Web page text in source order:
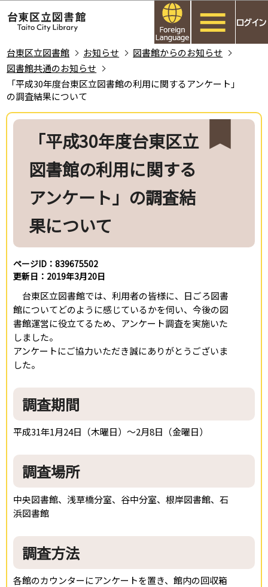
ー
ジ
先
頭
このページの本文へ移動
台東区立図書館 お知らせ
図書館からのお知らせ
図書館共通のお知らせ
「平成30年度台東区立図書館の利用に関するアンケート」
の調査結果について
本
「平成30年度台東区立
図書館の利用に関する
アンケート」の調査結
果について
ページID：839675502
更新日：2019年3月20日
台東区立図書館では、利用者の皆様に、日ごろ図書
館についてどのように感じているかを伺い、今後の図
書館運営に役立てるため、アンケート調査を実施いた
しました。
アンケートにご協力いただき誠にありがとうございま
した。
調査期間
平成31年1月24日（木曜日）～2月8日（金曜日）
調査場所
中央図書館、浅草橋分室、谷中分室、根岸図書館、石
浜図書館
調査方法
各館のカウンターにアンケートを置き、館内の回収箱